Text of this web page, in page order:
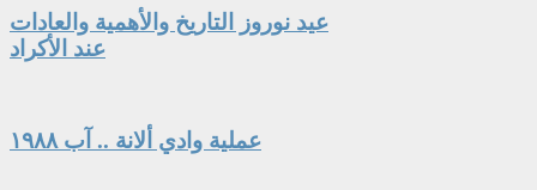
عيد نوروز التاريخ والأهمية والعادات
عند الأكراد
عملية وادي ألانة .. آب ١٩٨٨